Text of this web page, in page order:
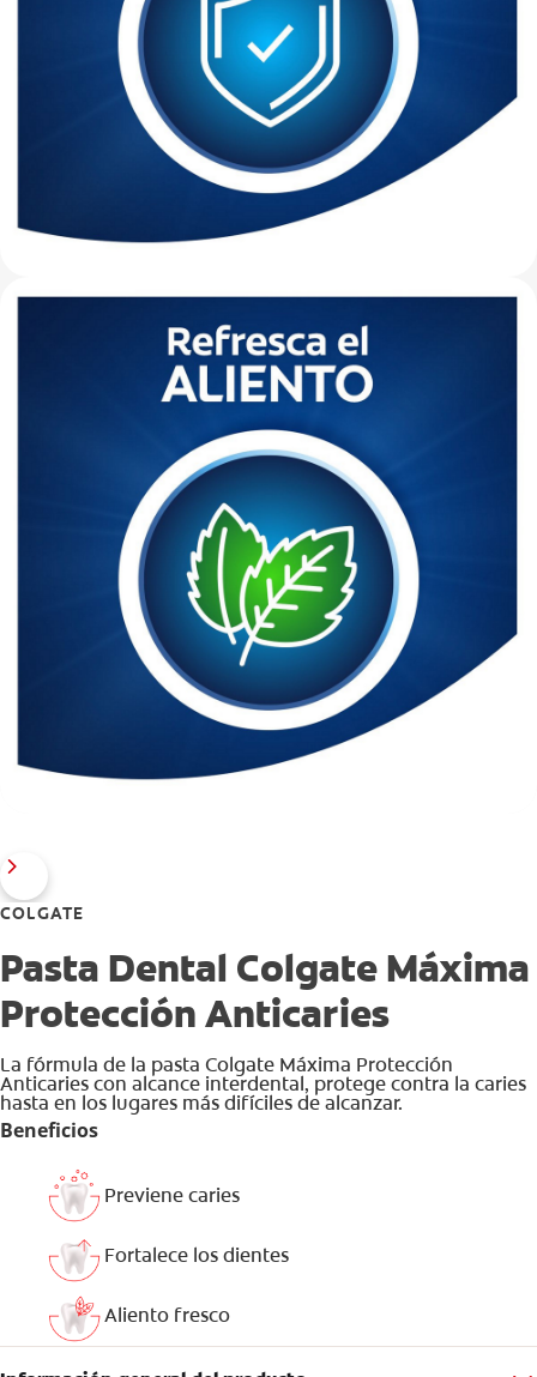
COLGATE
Pasta Dental Colgate Máxima
Protección Anticaries
La fórmula de la pasta Colgate Máxima Protección
Anticaries con alcance interdental, protege contra la caries
hasta en los lugares más difíciles de alcanzar.
Beneficios
Previene caries
Fortalece los dientes
Aliento fresco